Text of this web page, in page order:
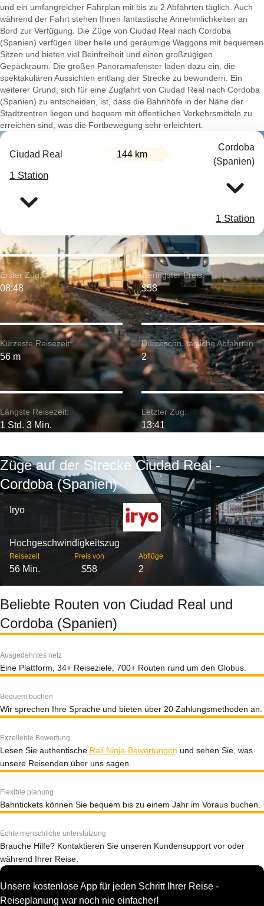
und ein umfangreicher Fahrplan mit bis zu 2 Abfahrten täglich. Auch
während der Fahrt stehen Ihnen fantastische Annehmlichkeiten an
Bord zur Verfügung. Die Züge von Ciudad Real nach Cordoba
(Spanien) verfügen über helle und geräumige Waggons mit bequemen
Sitzen und bieten viel Beinfreiheit und einen großzügigen
Gepäckraum. Die großen Panoramafenster laden dazu ein, die
spektakulären Aussichten entlang der Strecke zu bewundern. Ein
weiterer Grund, sich für eine Zugfahrt von Ciudad Real nach Cordoba
(Spanien) zu entscheiden, ist, dass die Bahnhöfe in der Nähe der
Stadtzentren liegen und bequem mit öffentlichen Verkehrsmitteln zu
erreichen sind, was die Fortbewegung sehr erleichtert.
Ciudad Real 144 km
Cordoba
(Spanien)
1 Station
1 Station
Kürzeste Reisezeit:
56 m
Erster Zug:
08:48
Längste Reisezeit:
1 Std. 3 Min.
Geringster Preis:
$58
Durchschn. tägliche Abfahrten:
2
Letzter Zug:
13:41
Züge auf der Strecke Ciudad Real -
Cordoba (Spanien)
Iryo
Hochgeschwindigkeitszug
Reisezeit
56 Min.
Preis von
$58
Abflüge
2
Beliebte Routen von Ciudad Real und
Cordoba (Spanien)
Ausgedehntes netz
Eine Plattform, 34+ Reiseziele, 700+ Routen rund um den Globus.
Bequem buchen
Wir sprechen Ihre Sprache und bieten über 20 Zahlungsmethoden an.
Exzellente Bewertung
Lesen Sie authentische Rail Ninja-Bewertungen und sehen Sie, was
unsere Reisenden über uns sagen.
Flexible planung
Bahntickets können Sie bequem bis zu einem Jahr im Voraus buchen.
Echte menschliche unterstützung
Brauche Hilfe? Kontaktieren Sie unseren Kundensupport vor oder
während Ihrer Reise.
Unsere kostenlose App für jeden Schritt Ihrer Reise -
Reiseplanung war noch nie einfacher!